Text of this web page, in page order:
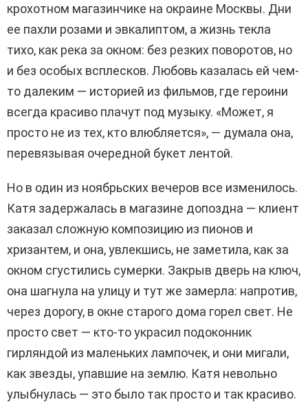
крохотном магазинчике на окраине Москвы. Дни
ее пахли розами и эвкалиптом, а жизнь текла
тихо, как река за окном: без резких поворотов, но
и без особых всплесков. Любовь казалась ей чем-
то далеким — историей из фильмов, где героини
всегда красиво плачут под музыку. «Может, я
просто не из тех, кто влюбляется», — думала она,
перевязывая очередной букет лентой.
Но в один из ноябрьских вечеров все изменилось.
Катя задержалась в магазине допоздна — клиент
заказал сложную композицию из пионов и
хризантем, и она, увлекшись, не заметила, как за
окном сгустились сумерки. Закрыв дверь на ключ,
она шагнула на улицу и тут же замерла: напротив,
через дорогу, в окне старого дома горел свет. Не
просто свет — кто-то украсил подоконник
гирляндой из маленьких лампочек, и они мигали,
как звезды, упавшие на землю. Катя невольно
улыбнулась — это было так просто и так красиво.